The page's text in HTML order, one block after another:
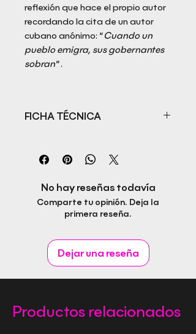
reflexión que hace el propio autor
recordando la cita de un autor
cubano anónimo: “Cuando un
pueblo emigra, sus gobernantes
sobran”.
FICHA TÉCNICA
Sueños de Libertad
Autor: Gilberto J. Barciela
Fecha de publicación:
Editorial: Rapitbook S.L.
Género:
No hay reseñas todavía
Comparte tu opinión. Deja la
primera reseña.
Dejar una reseña
Productos relacionados